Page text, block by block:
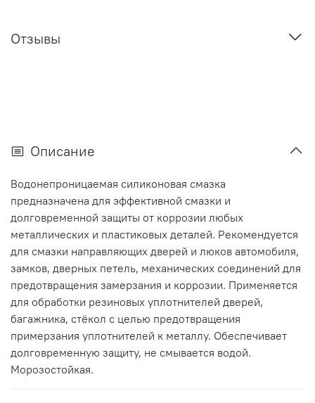
Отзывы
Описание
Водонепроницаемая силиконовая смазка
предназначена для эффективной смазки и
долговременной защиты от коррозии любых
металлических и пластиковых деталей. Рекомендуется
для смазки направляющих дверей и люков автомобиля,
замков, дверных петель, механических соединений для
предотвращения замерзания и коррозии. Применяется
для обработки резиновых уплотнителей дверей,
багажника, стёкол с целью предотвращения
примерзания уплотнителей к металлу. Обеспечивает
долговременную защиту, не смывается водой.
Морозостойкая.